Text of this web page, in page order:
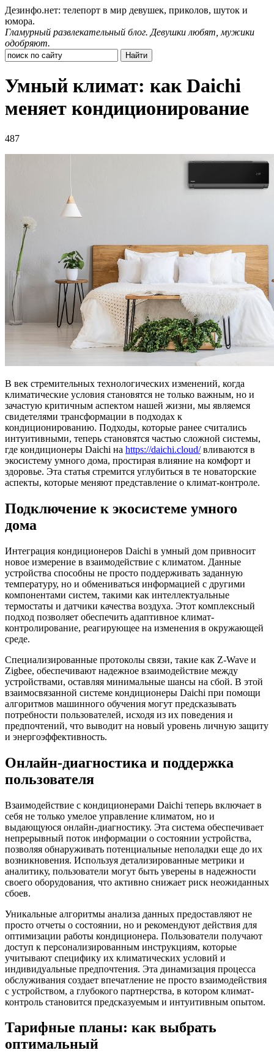
Дезинфо.нет: телепорт в мир девушек, приколов, шуток и
юмора.
Гламурный развлекательный блог. Девушки любят, мужики
одобряют.
Умный климат: как Daichi
меняет кондиционирование
487
В век стремительных технологических изменений, когда
климатические условия становятся не только важным, но и
зачастую критичным аспектом нашей жизни, мы являемся
свидетелями трансформации в подходах к
кондиционированию. Подходы, которые ранее считались
интуитивными, теперь становятся частью сложной системы,
где кондиционеры Daichi на https://daichi.cloud/вливаются в
экосистему умного дома, простирая влияние на комфорт и
здоровье. Эта статья стремится углубиться в те новаторские
аспекты, которые меняют представление о климат-контроле.
Подключение к экосистеме умного
дома
Интеграция кондиционеров Daichi в умный дом привносит
новое измерение в взаимодействие с климатом. Данные
устройства способны не просто поддерживать заданную
температуру, но и обмениваться информацией с другими
компонентами систем, такими как интеллектуальные
термостаты и датчики качества воздуха. Этот комплексный
подход позволяет обеспечить адаптивное климат-
контролирование, реагирующее на изменения в окружающей
среде.
Специализированные протоколы связи, такие как Z-Wave и
Zigbee, обеспечивают надежное взаимодействие между
устройствами, оставляя минимальные шансы на сбой. В этой
взаимосвязанной системе кондиционеры Daichi при помощи
алгоритмов машинного обучения могут предсказывать
потребности пользователей, исходя из их поведения и
предпочтений, что выводит на новый уровень личную защиту
и энергоэффективность.
Онлайн-диагностика и поддержка
пользователя
Взаимодействие с кондиционерами Daichi теперь включает в
себя не только умелое управление климатом, но и
выдающуюся онлайн-диагностику. Эта система обеспечивает
непрерывный поток информации о состоянии устройства,
позволяя обнаруживать потенциальные неполадки еще до их
возникновения. Используя детализированные метрики и
аналитику, пользователи могут быть уверены в надежности
своего оборудования, что активно снижает риск неожиданных
сбоев.
Уникальные алгоритмы анализа данных предоставляют не
просто отчеты о состоянии, но и рекомендуют действия для
оптимизации работы кондиционера. Пользователи получают
доступ к персонализированным инструкциям, которые
учитывают специфику их климатических условий и
индивидуальные предпочтения. Эта динамизация процесса
обслуживания создает впечатление не просто взаимодействия
с устройством, а глубокого партнерства, в котором климат-
контроль становится предсказуемым и интуитивным опытом.
Тарифные планы: как выбрать
оптимальный